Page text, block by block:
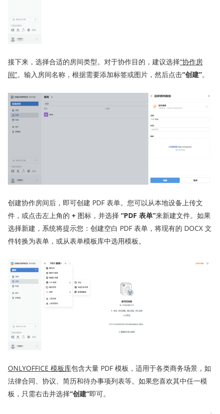
接下来，选择合适的房间类型。对于协作目的，建议选择“协作房
间”。输入房间名称，根据需要添加标签或图片，然后点击“创建”。
创建协作房间后，即可创建 PDF 表单。您可以从本地设备上传文
件，或点击左上角的 + 图标，并选择 “PDF 表单”来新建文件。如果
选择新建，系统将提示您：创建空白 PDF 表单，将现有的 DOCX 文
件转换为表单，或从表单模板库中选用模板。
ONLYOFFICE 模板库包含大量 PDF 模板，适用于各类商务场景，如
法律合同、协议、简历和待办事项列表等。如果您喜欢其中任一模
板，只需右击并选择“创建”即可。